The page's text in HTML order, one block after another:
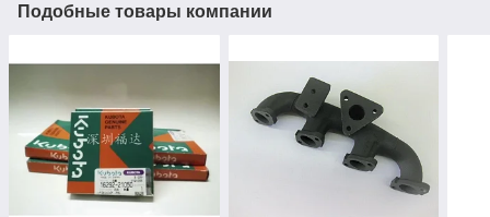
Подобные товары компании